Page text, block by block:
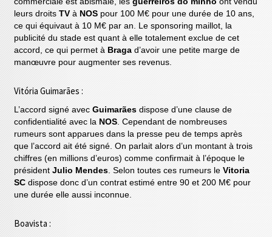
leurs droitsTVà NOS pour 100 M€ pour une durée de 10 ans,
ce qui équivaut à 10 M€ par an. Le sponsoring maillot, la
publicité du stade est quant à elle totalement exclue de cet
accord, ce qui permet à Braga d’avoir une petite marge de
manœuvre pour augmenter ses revenus.
Vitória Guimarães :
L’accord signé avecGuimarães dispose d’une clause de
confidentialité avec la NOS. Cependant de nombreuses
rumeurs sont apparues dans la presse peu de temps après
que l’accord ait été signé. On parlait alors d’un montant à trois
chiffres (en millions d’euros) comme confirmait à l’époque le
présidentJulio Mendes. Selon toutes ces rumeurs leVitoria
SCdispose donc d’un contrat estimé entre 90 et 200 M€ pour
une durée elle aussi inconnue.
Boavista :